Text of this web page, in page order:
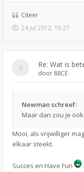
Citeer
24 jul 2012, 15:27
Re: Wat is
door 88CE
Newman schreef:
Maar dan zou je
Mooi, als vrijwilliger
elkaar steekt.
Succes en Have Fun